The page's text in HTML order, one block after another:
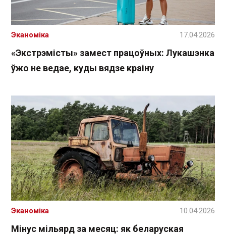
«Экстрэмісты» замест працоўных: Лукашэнка
ўжо не ведае, куды вядзе краіну
Эканоміка 17.04.2026
Мінус мільярд за месяц: як беларуская
Эканоміка 10.04.2026